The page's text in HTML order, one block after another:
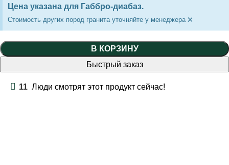
Цена указана для Габбро-диабаз.
Стоимость других пород гранита уточняйте у менеджера ×
В КОРЗИНУ
Быстрый заказ
11 Люди смотрят этот продукт сейчас!